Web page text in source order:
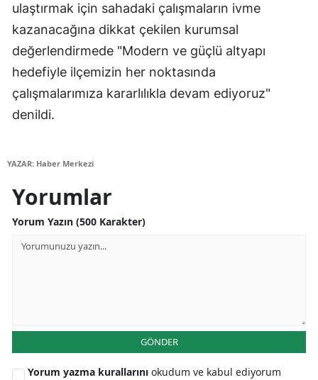
Kilis
Osmaniye
Düzce
ulaştırmak için sahadaki çalışmaların ivme
kazanacağına dikkat çekilen kurumsal
değerlendirmede "Modern ve güçlü altyapı
hedefiyle ilçemizin her noktasında
çalışmalarımıza kararlılıkla devam ediyoruz"
denildi.
YAZAR: Haber Merkezi
Yorumlar
Yorum Yazın (500 Karakter)
GÖNDER
Yorum yazma kurallarını okudum ve kabul ediyorum